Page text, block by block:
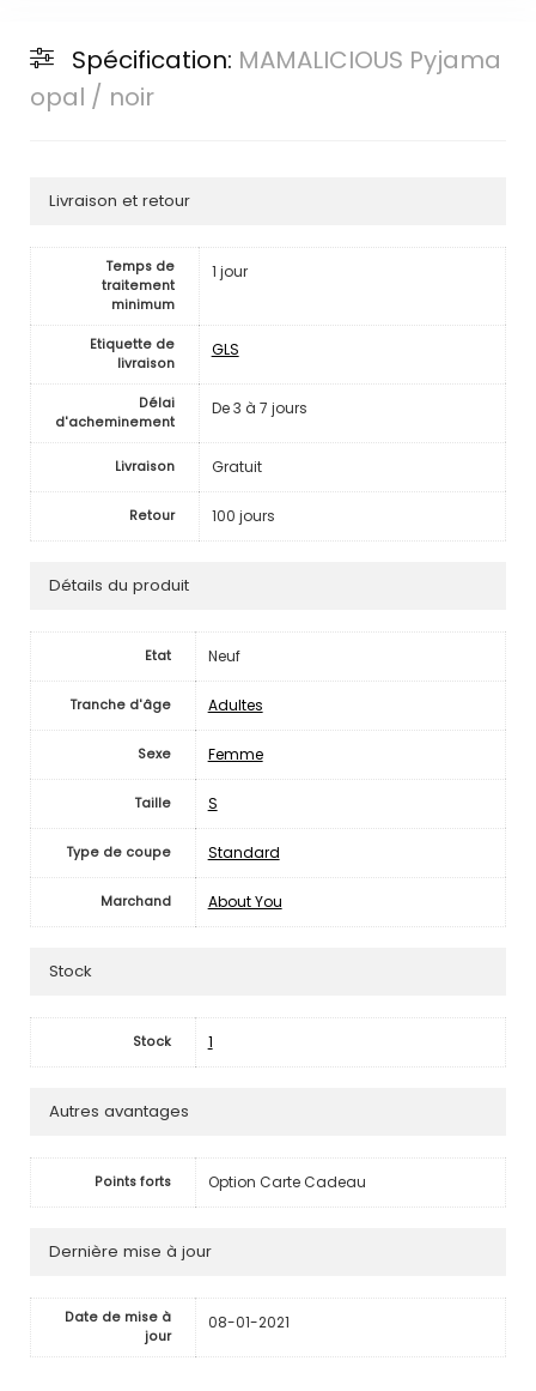
Spécification: MAMALICIOUS Pyjama
opal / noir
Livraison et retour
Temps de
traitement
minimum
1 jour
Etiquette de
livraison
GLS
Délai
d'acheminement
De 3 à 7 jours
Livraison Gratuit
Retour 100 jours
Détails du produit
Etat Neuf
Tranche d'âge Adultes
Sexe Femme
Taille S
Type de coupe Standard
Marchand About You
Stock
Stock 1
Autres avantages
Points forts Option Carte Cadeau
Dernière mise à jour
Date de mise à
jour
08-01-2021